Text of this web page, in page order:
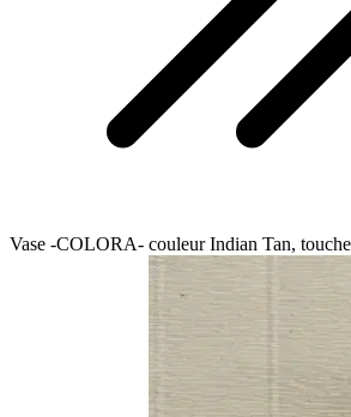
Vase -COLORA- couleur Indian Tan,